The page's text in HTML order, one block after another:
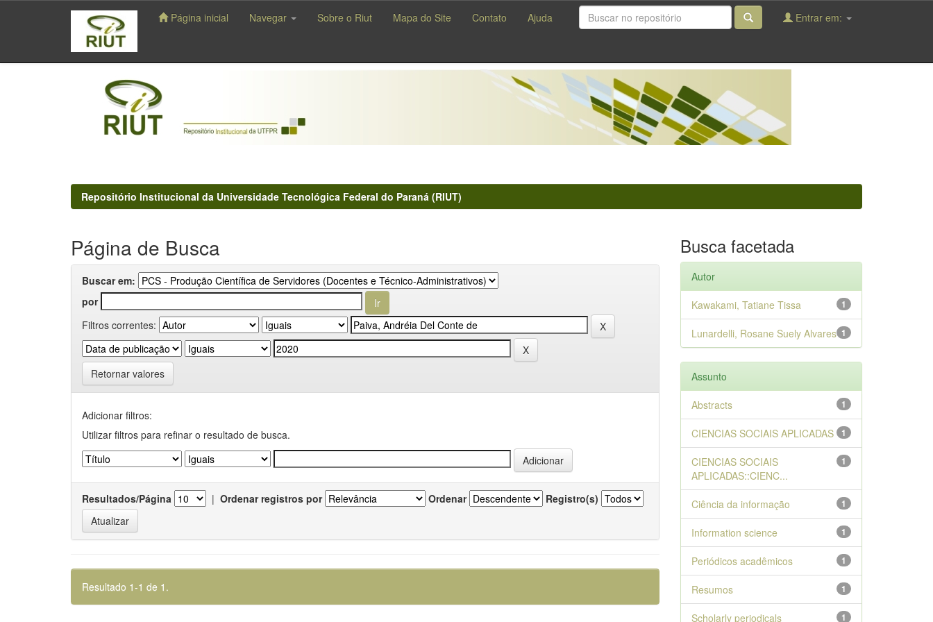
navigation
Página inicial Navegar Sobre o Riut Mapa do Site Contato Ajuda Entrar em:
Repositório Institucional da Universidade Tecnológica Federal do Paraná (RIUT)
Página de Busca
Buscar em:
por
Filtros correntes:
Retornar valores
Adicionar filtros:
Utilizar filtros para refinar o resultado de busca.
Resultados/Página | Ordenar registros por Ordenar Registro(s)
Resultado 1-1 de 1.
Busca facetada
Autor
1
Kawakami, Tatiane Tissa
1
Lunardelli, Rosane Suely Alvares
Assunto
1
Abstracts
1
CIENCIAS SOCIAIS APLICADAS
1
CIENCIAS SOCIAIS
APLICADAS::CIENC...
1
Ciência da informação
1
Information science
1
Periódicos acadêmicos
1
Resumos
1
Scholarly periodicals